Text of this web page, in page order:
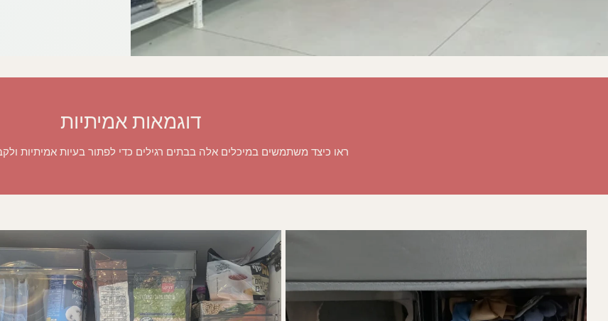
דוגמאות אמיתיות
ראו כיצד משתמשים במיכלים אלה בבתים רגילים כדי לפתור בעיות אמיתיות